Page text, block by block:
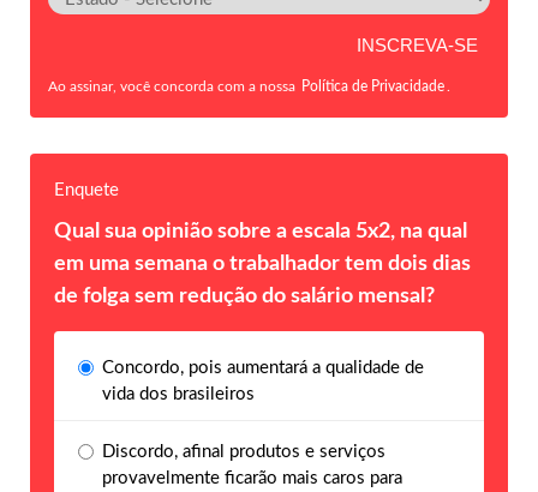
Ao assinar, você concorda com a nossa Política de Privacidade
Enquete
Qual sua opinião sobre a escala 5x2, na qual
em uma semana o trabalhador tem dois dias
de folga sem redução do salário mensal?
Concordo, pois aumentará a qualidade de
vida dos brasileiros
Discordo, afinal produtos e serviços
provavelmente ficarão mais caros para